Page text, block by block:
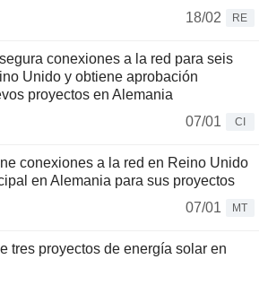
18/02
RE
conexiones a la red para seis
Unido y obtiene aprobación
proyectos en Alemania
07/01
CI
conexiones a la red en Reino Unido
en Alemania para sus proyectos
07/01
MT
tres proyectos de energía solar en